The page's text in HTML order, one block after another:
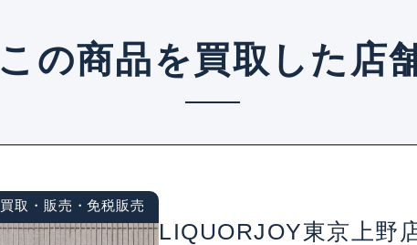
この商品を買取した店
買取・販売・免税販売
LIQUORJOY東京上野